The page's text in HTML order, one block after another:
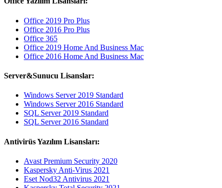
Office 2019 Pro Plus
Office 2016 Pro Plus
Office 365
Office 2019 Home And Business Mac
Office 2016 Home And Business Mac
Server&Sunucu Lisanslar:
Windows Server 2019 Standard
Windows Server 2016 Standard
SQL Server 2019 Standard
SQL Server 2016 Standard
Antivirüs Yazılım Lisansları:
Avast Premium Security 2020
Kaspersky Anti-Virus 2021
Eset Nod32 Antivirus 2021